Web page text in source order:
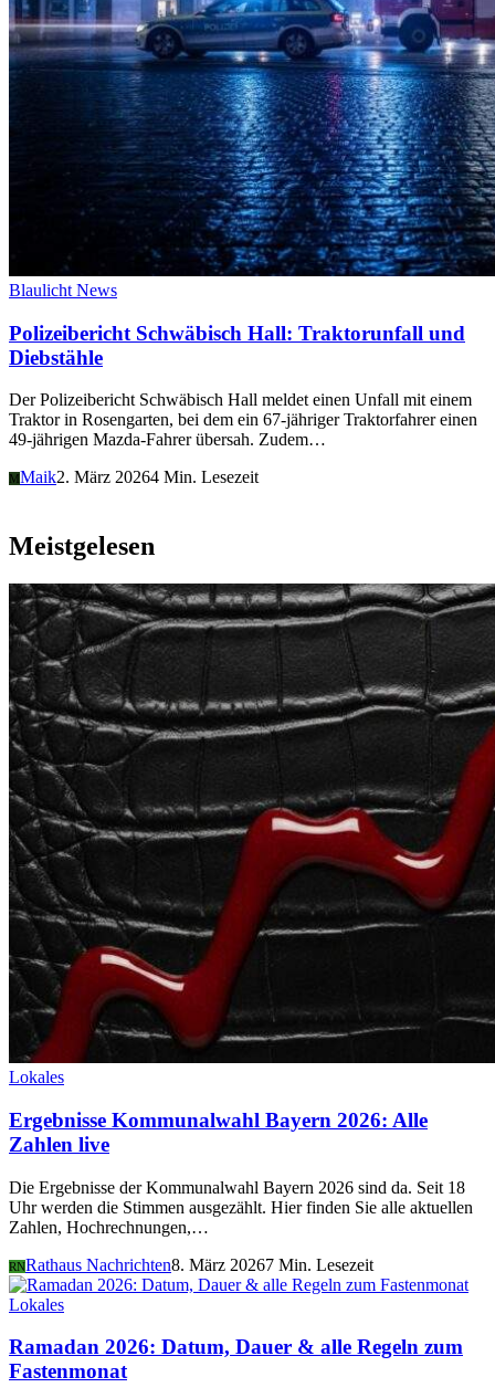
Blaulicht News
Polizeibericht Schwäbisch Hall: Traktorunfall und
Diebstähle
Der Polizeibericht Schwäbisch Hall meldet einen Unfall mit einem
Traktor in Rosengarten, bei dem ein 67-jähriger Traktorfahrer einen
49-jährigen Mazda-Fahrer übersah. Zudem…
M Maik2. März 20264 Min. Lesezeit
Meistgelesen
Lokales
Ergebnisse Kommunalwahl Bayern 2026: Alle
Zahlen live
Die Ergebnisse der Kommunalwahl Bayern 2026 sind da. Seit 18
Uhr werden die Stimmen ausgezählt. Hier finden Sie alle aktuellen
Zahlen, Hochrechnungen,…
RNRathaus Nachrichten8. März 20267 Min. Lesezeit
Lokales
Ramadan 2026: Datum, Dauer & alle Regeln zum
Fastenmonat